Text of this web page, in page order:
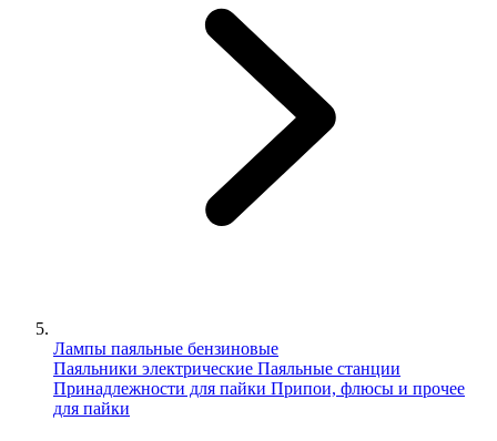
Лампы паяльные бензиновые
Паяльники электрические Паяльные станции
Принадлежности для пайки Припои, флюсы и прочее
для пайки